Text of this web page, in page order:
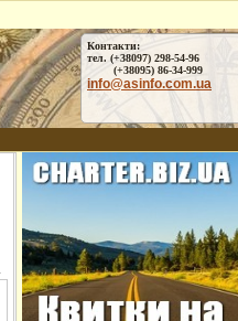
Контакти:
тел. (+38097) 298-54-96
(+38095) 86-34-999
info@asinfo.com.ua